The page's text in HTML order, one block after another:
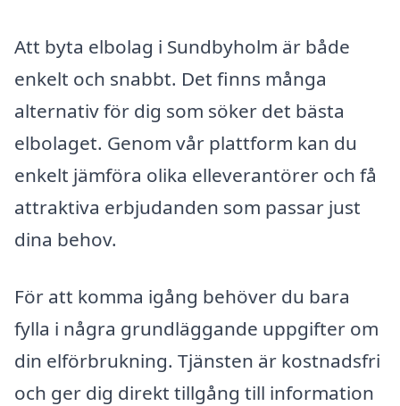
Att byta elbolag i Sundbyholm är både
enkelt och snabbt. Det finns många
alternativ för dig som söker det bästa
elbolaget. Genom vår plattform kan du
enkelt jämföra olika elleverantörer och få
attraktiva erbjudanden som passar just
dina behov.
För att komma igång behöver du bara
fylla i några grundläggande uppgifter om
din elförbrukning. Tjänsten är kostnadsfri
och ger dig direkt tillgång till information